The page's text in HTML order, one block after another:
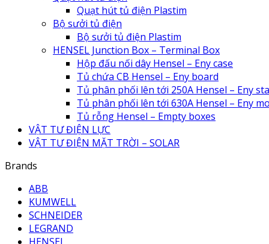
Quạt hút tủ điện Plastim
Bộ sưởi tủ điện
Bộ sưởi tủ điện Plastim
HENSEL Junction Box – Terminal Box
Hộp đấu nối dây Hensel – Eny case
Tủ chứa CB Hensel – Eny board
Tủ phân phối lên tới 250A Hensel – Eny
Tủ phân phối lên tới 630A Hensel – Eny
Tủ rỗng Hensel – Empty boxes
VẬT TƯ ĐIỆN LỰC
VẬT TƯ ĐIỆN MẶT TRỜI – SOLAR
Brands
ABB
KUMWELL
SCHNEIDER
LEGRAND